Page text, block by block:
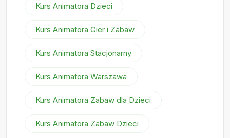
Kurs Animatora Dzieci
Kurs Animatora Gier i Zabaw
Kurs Animatora Stacjonarny
Kurs Animatora Warszawa
Kurs Animatora Zabaw dla Dzieci
Kurs Animatora Zabaw Dzieci